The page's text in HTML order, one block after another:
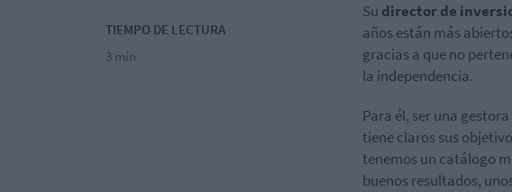
TIEMPO DE LECTURA
3 min
Su director de
años están más
gracias a que no
la independencia.
Para él, ser una
tiene claros sus
tenemos un catálogo
buenos resultados,